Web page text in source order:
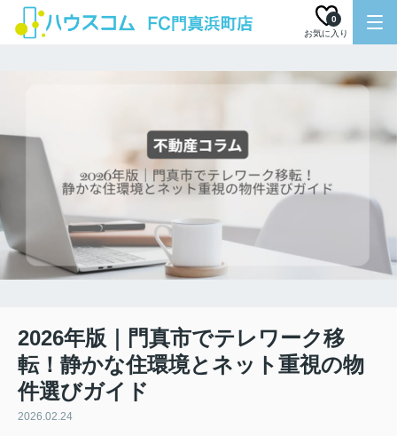
お気に入り
0
2026年版｜門真市でテレワーク移
転！静かな住環境とネット重視の物
件選びガイド
2026.02.24